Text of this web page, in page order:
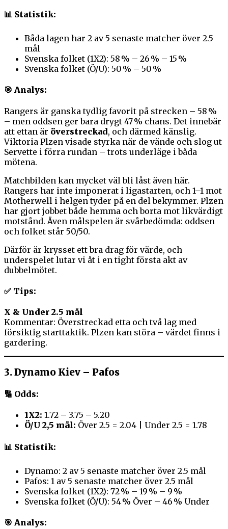
📊 Statistik:
Båda lagen har 2 av 5 senaste matcher över 2.5
mål
Svenska folket (1X2): 58 % – 26 % – 15 %
Svenska folket (Ö/U): 50 % – 50 %
🎯 Analys:
Rangers är ganska tydlig favorit på strecken – 58 %
– men oddsen ger bara drygt 47 % chans. Det innebär
att ettan är överstreckad, och därmed känslig.
Viktoria Plzen visade styrka när de vände och slog ut
Servette i förra rundan – trots underläge i båda
mötena.
Matchbilden kan mycket väl bli låst även här.
Rangers har inte imponerat i ligastarten, och 1–1 mot
Motherwell i helgen tyder på en del bekymmer. Plzen
har gjort jobbet både hemma och borta mot likvärdigt
motstånd. Även målspelen är svårbedömda: oddsen
och folket står 50/50.
Därför är krysset ett bra drag för värde, och
underspelet lutar vi åt i en tight första akt av
dubbelmötet.
✅ Tips:
X & Under 2.5 mål
Kommentar: Överstreckad etta och två lag med
försiktig starttaktik. Plzen kan störa – värdet finns i
gardering.
3.Dynamo Kiev – Pafos
🔢 Odds:
1X2: 1.72 – 3.75 – 5.20
Ö/U 2,5 mål: Över 2.5 = 2.04 | Under 2.5 = 1.78
📊 Statistik:
Dynamo: 2 av 5 senaste matcher över 2.5 mål
Pafos: 1 av 5 senaste matcher över 2.5 mål
Svenska folket (1X2): 72 % – 19 % – 9 %
Svenska folket (Ö/U): 54 % Över – 46 % Under
🎯 Analys: